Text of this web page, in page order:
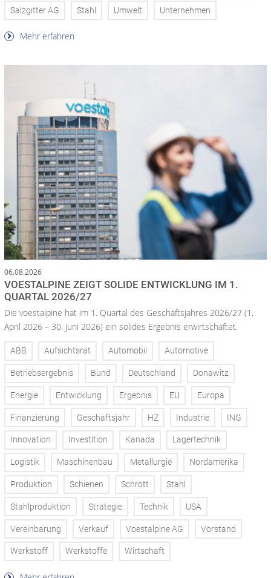
Salzgitter AG Stahl Umwelt Unternehmen
Mehr erfahren
06.08.2026
VOESTALPINE ZEIGT SOLIDE ENTWICKLUNG IM 1.
QUARTAL 2026/27
Die voestalpine hat im 1. Quartal des Geschäftsjahres 2026/27 (1.
April 2026 – 30. Juni 2026) ein solides Ergebnis erwirtschaftet.
ABB Aufsichtsrat Automobil Automotive
Betriebsergebnis Bund Deutschland Donawitz
Energie Entwicklung Ergebnis EU Europa
Finanzierung Geschäftsjahr HZ Industrie ING
Innovation Investition Kanada Lagertechnik
Logistik Maschinenbau Metallurgie Nordamerika
Produktion Schienen Schrott Stahl
Stahlproduktion Strategie Technik USA
Vereinbarung Verkauf Voestalpine AG Vorstand
Werkstoff Werkstoffe Wirtschaft